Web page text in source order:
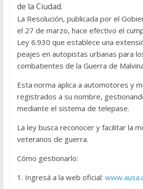
de la Ciudad.
La Resolución, publicada por el
el 27 de marzo, hace efectivo el
Ley 6.930 que establece una
peajes en autopistas urbanas para
combatientes de la Guerra de
Esta norma aplica a automotores y
registrados a su nombre,
mediante el sistema de telepase.
La ley busca reconocer y facilitar la
veteranos de guerra.
Cómo gestionarlo:
1. Ingresá a la web oficial: